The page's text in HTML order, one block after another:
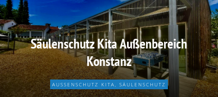
Säulenschutz Kita Außenbereich
Konstanz
AUSSENSCHUTZ KITA , SÄULENSCHUTZ